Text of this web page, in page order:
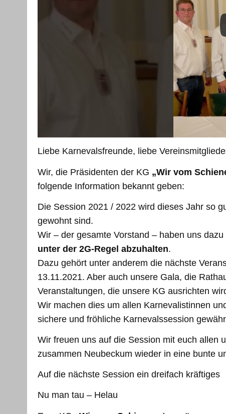
Liebe Karnevalsfreunde, liebe
Wir, die Präsidenten der KG „Wir vom
folgende Information bekannt geben:
Die Session 2021 / 2022 wird dieses Jahr so
gewohnt sind.
Wir – der gesamte Vorstand – haben uns
unter der 2G-Regel abzuhalten.
Dazu gehört unter anderem die nächste
13.11.2021. Aber auch unsere Gala, die
Veranstaltungen, die unsere KG ausrichten
Wir machen dies um allen Karnevalistinnen
sichere und fröhliche Karnevalssession
Wir freuen uns auf die Session mit euch allen
zusammen Neubeckum wieder in eine bunte
Auf die nächste Session ein dreifach kräftiges
Nu man tau – Helau